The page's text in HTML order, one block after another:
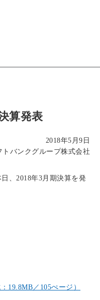
算発表
2018年5月9日
トバンクグループ株式会社
、2018年3月期決算を発
19.8MB／105ぺージ）